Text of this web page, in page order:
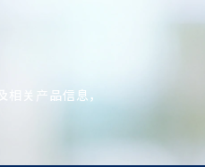
关产品信息，